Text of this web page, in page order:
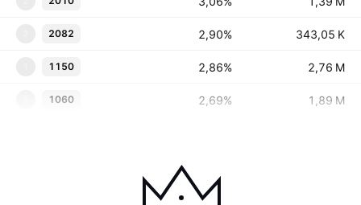
2082 2,90% ‪‪343,05 K‬‬
1150 2,86% ‪‪2,76 M‬‬
1060 2,69% ‪‪1,89 M‬‬